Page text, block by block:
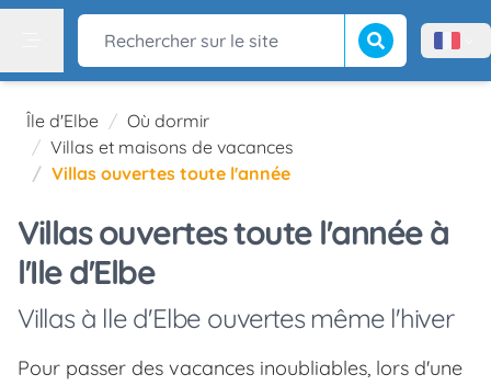
Rechercher sur le site Lancer la Menù
Île d'Elbe
Où dormir
Villas et maisons de vacances
Villas ouvertes toute l'année
Villas ouvertes toute l'année à
l'Ile d'Elbe
Villas à lle d'Elbe ouvertes même l'hiver
Pour passer des vacances inoubliables, lors d'une